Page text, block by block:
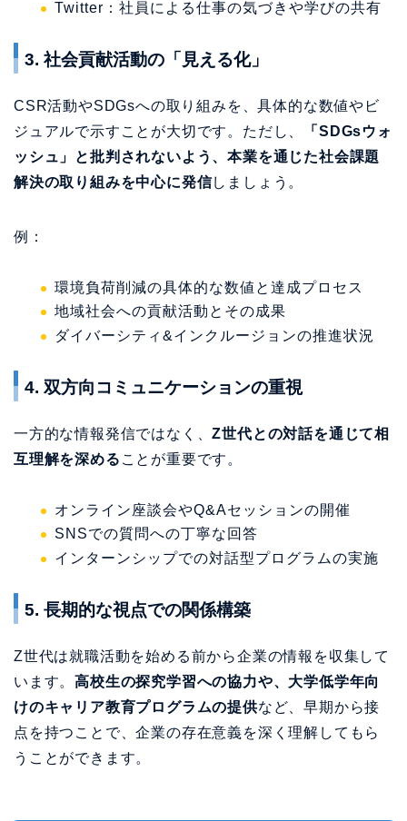
ッシュ」と批判されないよう、本業を通じた社会課題
解決の取り組みを中心に発信
環境負荷削減の具体的な数値と達成プロセス
ダイバーシティ&インクルージョンの推進状況
4. 双方向コミュニケーションの重視
一方的な情報発信ではなく、Z世代との対話を通じて相
互理解を深める ことが重要です。
SNSでの質問への丁寧な回答
5. 長期的な視点での関係構築
Z世代は就職活動を始める前から企業の情報を収集して
います。高校生の探究学習への協力や、大学低学年向
けのキャリア教育プログラムの提供 など、早期から接
点を持つことで、企業の存在意義を深く理解してもら
うことができます。
Study Valley TimeTactが実現する、
新しい企業価値の伝え方